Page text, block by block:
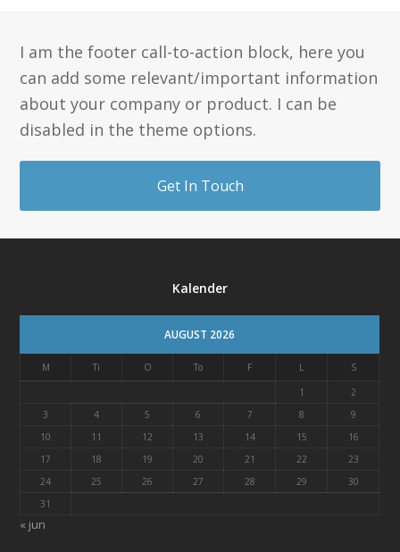
I am the footer call-to-action block, here you
can add some relevant/important information
about your company or product. I can be
disabled in the theme options.
Get In Touch
Kalender
AUGUST 2026
M Ti O To F L
S
1
2
3
4 5 6 7 8
9
10
11 12 13 14 15
16
17
18 19 20 21 22
23
24
25 26 27 28 29
30
31
« jun